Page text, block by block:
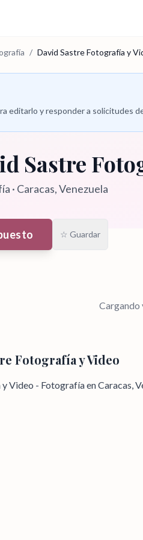
/ David Sastre Fotografía y
editarlo y responder a solicitudes
Sastre
· Caracas, Venezuela
☆ Guardar
Cargando
Fotografía y Video
Video - Fotografía en Caracas,